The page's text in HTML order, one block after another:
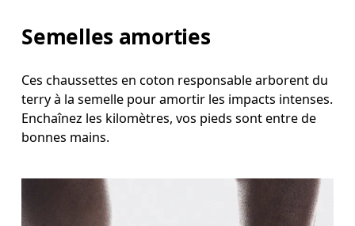
Semelles amorties
Ces chaussettes en coton responsable arborent du
terry à la semelle pour amortir les impacts intenses.
Enchaînez les kilomètres, vos pieds sont entre de
bonnes mains.